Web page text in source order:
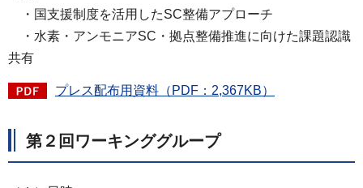
・国支援制度を活用したSC整備アプローチ
・水素・アンモニアSC・拠点整備推進に向けた課題認識
共有
プレス配布用資料（PDF：2,367KB）
第２回ワーキンググループ